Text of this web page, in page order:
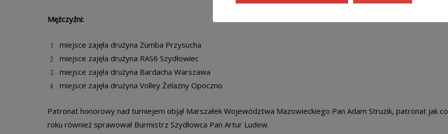
Mężczyźni:
miejsce zajęła drużyna Zumba Przysucha
miejsce zajęła drużyna RAS6 Szydłowiec
miejsce zajęła drużyna Bardacha Warszawa
miejsce zajęła drużyna Volley Żelazny Opoczno
Patronat honorowy nad turniejem objął Marszałek Województwa Mazowieckiego Pan Adam Struzik, patronat jak co
roku również sprawował Burmistrz Szydłowca Pan Artur Ludew.